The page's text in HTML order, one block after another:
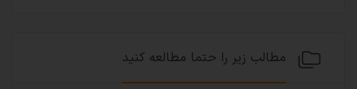
مطالب زیر را حتما مطالعه کنید